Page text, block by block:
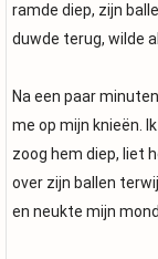
ramde diep, zijn
duwde terug, wilde
Na een paar
me op mijn knieën.
zoog hem diep, liet
over zijn ballen
en neukte mijn